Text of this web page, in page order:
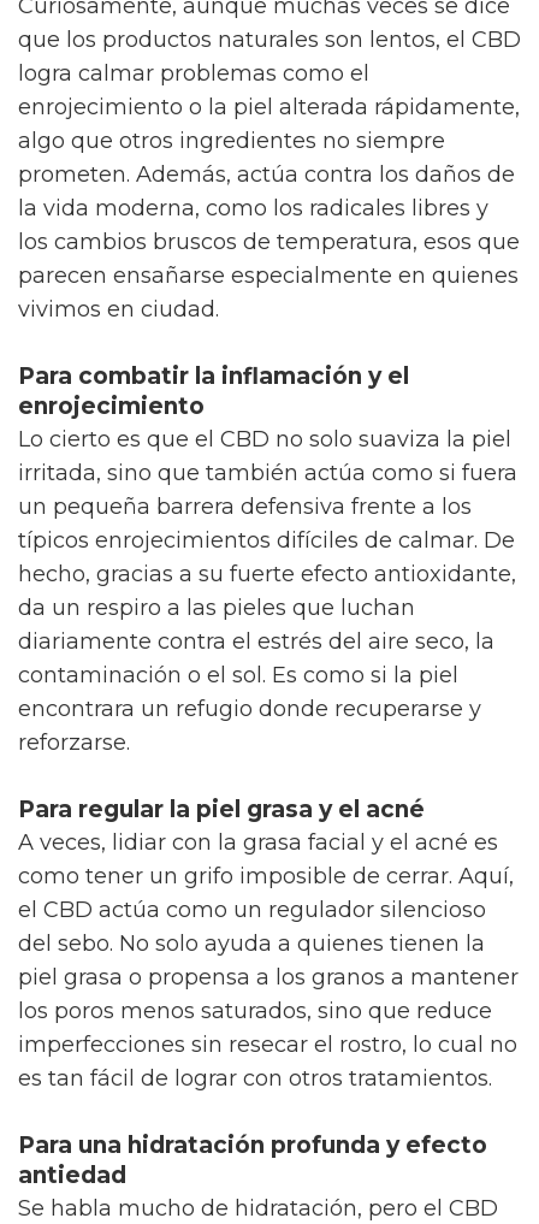
Curiosamente, aunque muchas veces se dice
que los productos naturales son lentos, el CBD
logra calmar problemas como el
enrojecimiento o la piel alterada rápidamente,
algo que otros ingredientes no siempre
prometen. Además, actúa contra los daños de
la vida moderna, como los radicales libres y
los cambios bruscos de temperatura, esos que
parecen ensañarse especialmente en quienes
vivimos en ciudad.
Para combatir la inflamación y el
enrojecimiento
Lo cierto es que el CBD no solo suaviza la piel
irritada, sino que también actúa como si fuera
un pequeña barrera defensiva frente a los
típicos enrojecimientos difíciles de calmar. De
hecho, gracias a su fuerte efecto antioxidante,
da un respiro a las pieles que luchan
diariamente contra el estrés del aire seco, la
contaminación o el sol. Es como si la piel
encontrara un refugio donde recuperarse y
reforzarse.
Para regular la piel grasa y el acné
A veces, lidiar con la grasa facial y el acné es
como tener un grifo imposible de cerrar. Aquí,
el CBD actúa como un regulador silencioso
del sebo. No solo ayuda a quienes tienen la
piel grasa o propensa a los granos a mantener
los poros menos saturados, sino que reduce
imperfecciones sin resecar el rostro, lo cual no
es tan fácil de lograr con otros tratamientos.
Para una hidratación profunda y efecto
antiedad
Se habla mucho de hidratación, pero el CBD